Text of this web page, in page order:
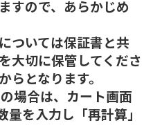
すので、あらかじめ
ついては保証書と共
大切に保管してくださ
らとなります。
場合は、カート画面
を入力し「再計算」